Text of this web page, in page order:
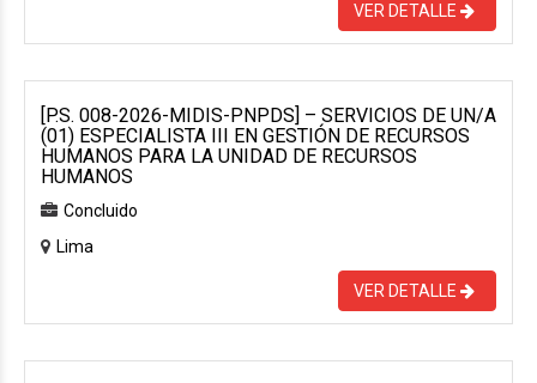
VER DETALLE
[P.S. 008-2026-MIDIS-PNPDS] – SERVICIOS DE UN/A
(01) ESPECIALISTA III EN GESTIÓN DE RECURSOS
HUMANOS PARA LA UNIDAD DE RECURSOS
HUMANOS
Concluido
Lima
VER DETALLE